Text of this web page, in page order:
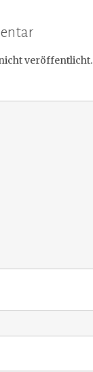
veröffentlicht.